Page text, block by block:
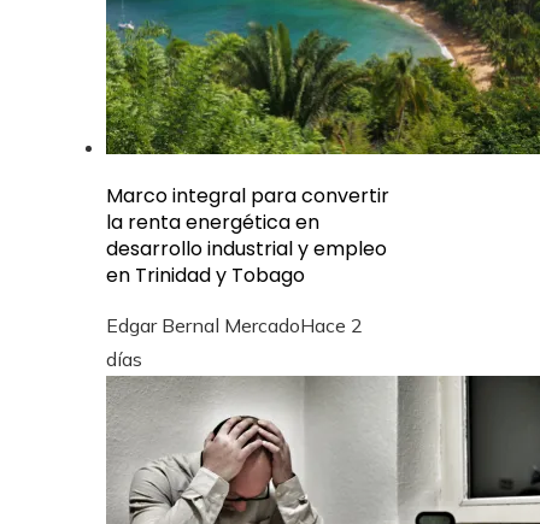
Marco integral para convertir
la renta energética en
desarrollo industrial y empleo
en Trinidad y Tobago
Edgar Bernal MercadoHace 2
días